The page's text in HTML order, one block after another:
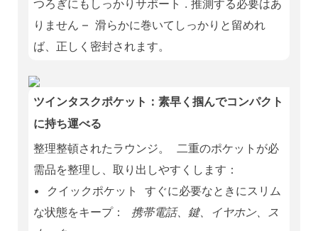
つろぎにもしっかりサポート . 推測する必要はあ
りません – 滑らかに巻いてしっかりと留めれ
ば、正しく密封されます。
ツインタスクポケット：素早く掴んでコンパクト
に持ち運べる
整理整頓されたラウンジ。
二重のポケットが必
需品を整理し、取り出しやすくします：
•
クイックポケット
すぐに必要なときにスリム
な状態をキープ：
携帯電話、鍵、イヤホン、ス